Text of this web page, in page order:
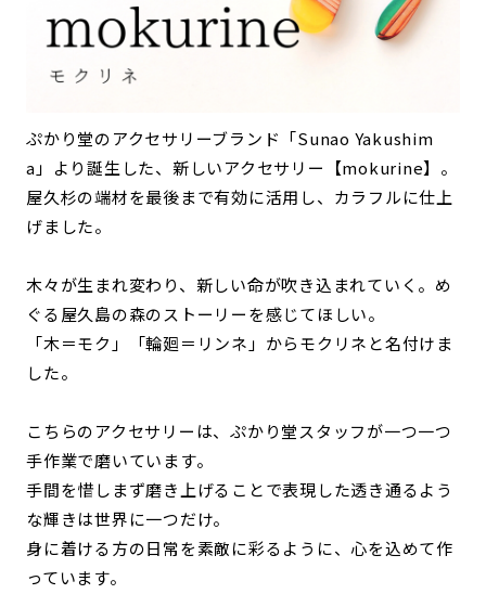
ぷかり堂のアクセサリーブランド「Sunao Yakushim
a」より誕生した、新しいアクセサリー【mokurine】。
屋久杉の端材を最後まで有効に活用し、カラフルに仕上
げました。
木々が生まれ変わり、新しい命が吹き込まれていく。め
ぐる屋久島の森のストーリーを感じてほしい。
「木＝モク」「輪廻＝リンネ」からモクリネと名付けま
した。
こちらのアクセサリーは、ぷかり堂スタッフが一つ一つ
手作業で磨いています。
手間を惜しまず磨き上げることで表現した透き通るよう
な輝きは世界に一つだけ。
身に着ける方の日常を素敵に彩るように、心を込めて作
っています。